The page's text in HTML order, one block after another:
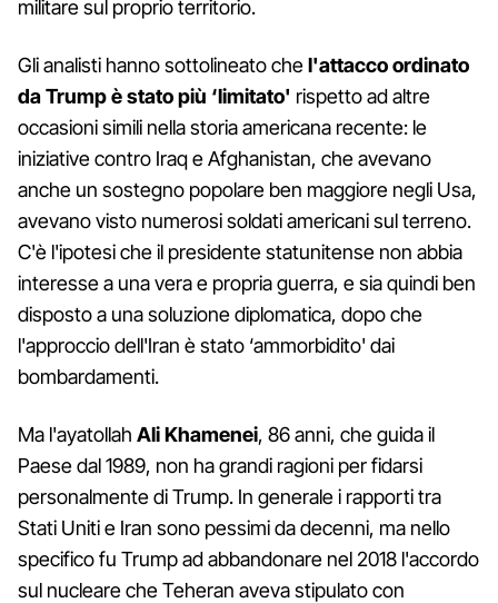
militare sul proprio territorio.
Gli analisti hanno sottolineato chel'attacco ordinato
da Trump è stato più ‘limitato' rispetto ad altre
occasioni simili nella storia americana recente: le
iniziative contro Iraq e Afghanistan, che avevano
anche un sostegno popolare ben maggiore negli Usa,
avevano visto numerosi soldati americani sul terreno.
C'è l'ipotesi che il presidente statunitense non abbia
interesse a una vera e propria guerra, e sia quindi ben
disposto a una soluzione diplomatica, dopo che
l'approccio dell'Iran è stato ‘ammorbidito' dai
bombardamenti.
Ma l'ayatollah Ali Khamenei, 86 anni, che guida il
Paese dal 1989, non ha grandi ragioni per fidarsi
personalmente di Trump. In generale i rapporti tra
Stati Uniti e Iran sono pessimi da decenni, ma nello
specifico fu Trump ad abbandonare nel 2018 l'accordo
sul nucleare che Teheran aveva stipulato con